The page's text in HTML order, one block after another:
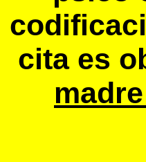
cita es